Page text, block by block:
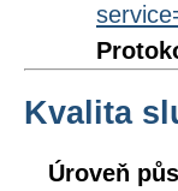
Kvalita
Úroveň